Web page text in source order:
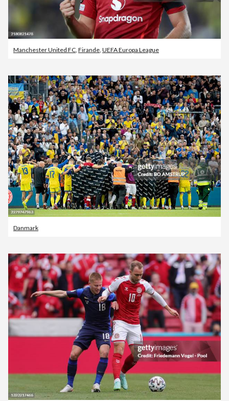
Manchester United FC Firande UEFA Europa League
Danmark